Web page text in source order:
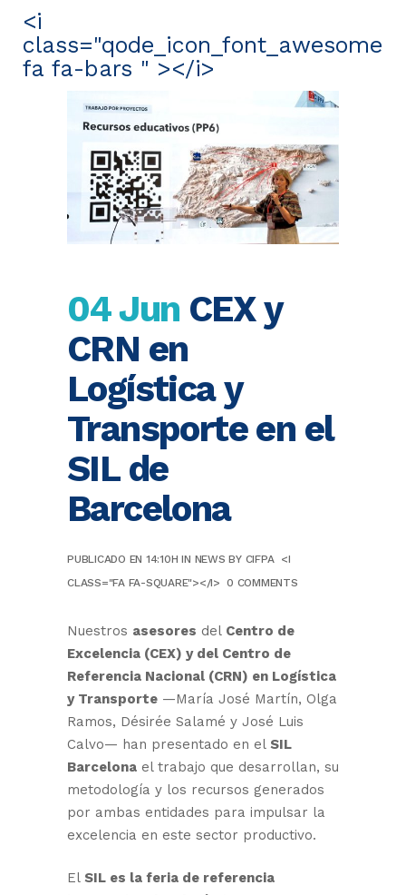
<i
class="qode_icon_font_awesome
fa fa-bars " ></i>
04 Jun CEX y
CRN en
Logística y
Transporte en el
SIL de
Barcelona
PUBLICADO EN 14:10H IN NEWS BY CIFPA
<I
CLASS="FA FA-SQUARE"></I> 0 COMMENTS
Nuestros asesores del Centro de
Excelencia (CEX) y del Centro de
Referencia Nacional (CRN) en Logística
y Transporte —María José Martín, Olga
Ramos, Désirée Salamé y José Luis
Calvo— han presentado en el SIL
Barcelona el trabajo que desarrollan, su
metodología y los recursos generados
por ambas entidades para impulsar la
excelencia en este sector productivo.
El SIL es la feria de referencia